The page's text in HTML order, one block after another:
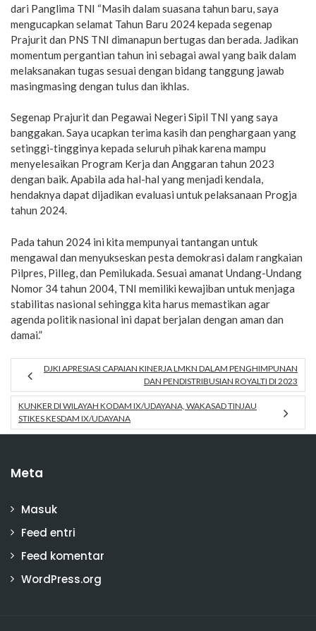
dari Panglima TNI “Masih dalam suasana tahun baru, saya
mengucapkan selamat Tahun Baru 2024 kepada segenap
Prajurit dan PNS TNI dimanapun bertugas dan berada. Jadikan
momentum pergantian tahun ini sebagai awal yang baik dalam
melaksanakan tugas sesuai dengan bidang tanggung jawab
masingmasing dengan tulus dan ikhlas.
Segenap Prajurit dan Pegawai Negeri Sipil TNI yang saya
banggakan. Saya ucapkan terima kasih dan penghargaan yang
setinggi-tingginya kepada seluruh pihak karena mampu
menyelesaikan Program Kerja dan Anggaran tahun 2023
dengan baik. Apabila ada hal-hal yang menjadi kendala,
hendaknya dapat dijadikan evaluasi untuk pelaksanaan Progja
tahun 2024.
Pada tahun 2024 ini kita mempunyai tantangan untuk
mengawal dan menyukseskan pesta demokrasi dalam rangkaian
Pilpres, Pilleg, dan Pemilukada. Sesuai amanat Undang-Undang
Nomor 34 tahun 2004, TNI memiliki kewajiban untuk menjaga
stabilitas nasional sehingga kita harus memastikan agar
agenda politik nasional ini dapat berjalan dengan aman dan
damai.”
DJKI APRESIASI CAPAIAN KINERJA LMKN DALAM PENGHIMPUNAN
DAN PENDISTRIBUSIAN ROYALTI DI 2023
KUNKER DI WILAYAH KODAM IX/UDAYANA, WAKASAD TINJAU
STIKES KESDAM IX/UDAYANA
Meta
Masuk
Feed entri
Feed komentar
WordPress.org